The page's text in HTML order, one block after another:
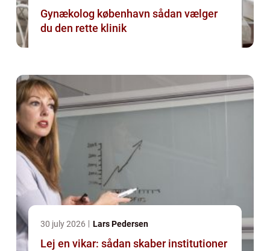
Gynækolog københavn sådan vælger
du den rette klinik
30 july 2026 Lars Pedersen
Lej en vikar: sådan skaber institutioner